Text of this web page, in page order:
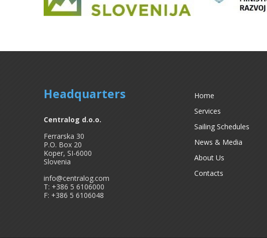
Headquarters
Centralog d.o.o.
Ferrarska 30
P.O. Box 20
Koper, SI-6000
Slovenia
info@centralog.com
T: +386 5 6106000
F: +386 5 6106048
Home
Services
Sailing Schedules
News & Media
About Us
Contacts